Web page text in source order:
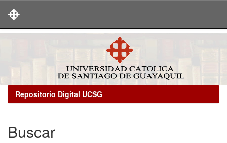
Repositorio Digital UCSG
Buscar